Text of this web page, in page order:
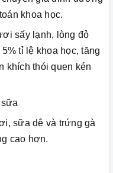
khoa học.
sấy lạnh, lòng đỏ
tỉ lệ khoa học, tăng
khích thói quen kén
sữa dê và trứng gà
cao hơn.